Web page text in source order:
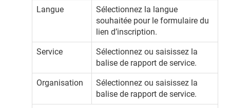
Langue
Sélectionnez la langue
souhaitée pour le formulaire du
lien d’inscription.
Service
Sélectionnez ou saisissez la
balise de rapport de service.
Organisation
Sélectionnez ou saisissez la
balise de rapport de service.